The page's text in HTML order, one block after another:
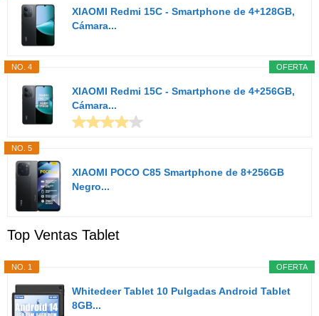
XIAOMI Redmi 15C - Smartphone de 4+128GB,
Cámara...
OFERTA
NO. 4
XIAOMI Redmi 15C - Smartphone de 4+256GB,
Cámara...
NO. 5
XIAOMI POCO C85 Smartphone de 8+256GB
Negro...
Top Ventas Tablet
OFERTA
NO. 1
Whitedeer Tablet 10 Pulgadas Android Tablet
8GB...